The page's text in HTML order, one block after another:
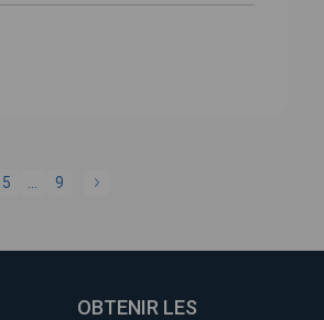
5 9
OBTENIR LES